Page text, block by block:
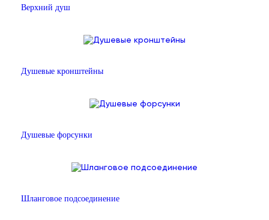
Верхний душ
Душевые кронштейны
Душевые форсунки
Шланговое подсоединение